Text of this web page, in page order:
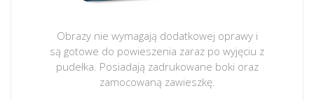
Obrazy nie wymagają dodatkowej oprawy i
są gotowe do powieszenia zaraz po wyjęciu z
pudełka. Posiadają zadrukowane boki oraz
zamocowaną zawieszkę.